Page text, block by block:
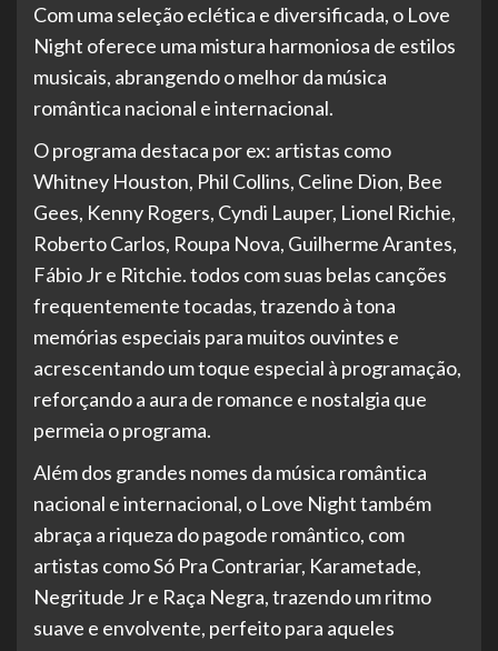
Com uma seleção eclética e diversificada, o Love
Night oferece uma mistura harmoniosa de estilos
musicais, abrangendo o melhor da música
romântica nacional e internacional.
O programa destaca por ex: artistas como
Whitney Houston, Phil Collins, Celine Dion, Bee
Gees, Kenny Rogers, Cyndi Lauper, Lionel Richie,
Roberto Carlos, Roupa Nova, Guilherme Arantes,
Fábio Jr e Ritchie. todos com suas belas canções
frequentemente tocadas, trazendo à tona
memórias especiais para muitos ouvintes e
acrescentando um toque especial à programação,
reforçando a aura de romance e nostalgia que
permeia o programa.
Além dos grandes nomes da música romântica
nacional e internacional, o Love Night também
abraça a riqueza do pagode romântico, com
artistas como Só Pra Contrariar, Karametade,
Negritude Jr e Raça Negra, trazendo um ritmo
suave e envolvente, perfeito para aqueles